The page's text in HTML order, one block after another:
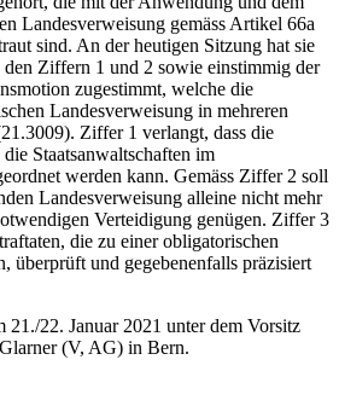
Landesverweisung gemäss Artikel 66a
sind. An der heutigen Sitzung hat sie
Ziffern 1 und 2 sowie einstimmig der
zugestimmt, welche die
Landesverweisung in mehreren
Ziffer 1 verlangt, dass die
Staatsanwaltschaften im
werden kann. Gemäss Ziffer 2 soll
Landesverweisung alleine nicht mehr
Verteidigung genügen. Ziffer 3
die zu einer obligatorischen
überprüft und gegebenenfalls präzisiert
21./22. Januar 2021 unter dem Vorsitz
(V, AG) in Bern.